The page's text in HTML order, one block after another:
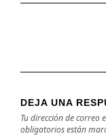
DEJA UNA
Tu dirección de correo
obligatorios están